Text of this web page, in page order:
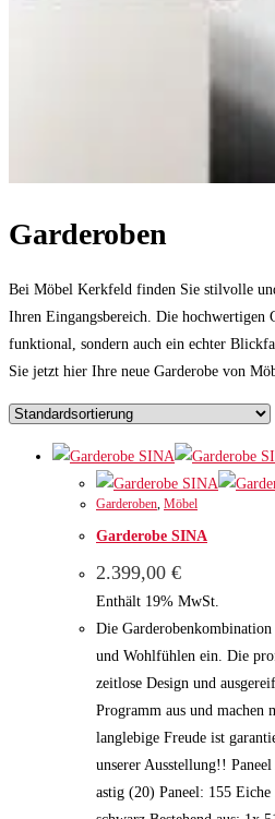
Garderoben
Bei Möbel Kerkfeld finden Sie stilvolle
Ihren Eingangsbereich. Die hochwertigen
funktional, sondern auch ein echter
Sie jetzt hier Ihre neue Garderobe von
Garderoben Möbel
Garderobe SINA
2.399,00 €
Enthält 19% MwSt.
Die
und Wohlfühlen ein. Die
zeitlose Design und
Programm aus und machen
langlebige Freude ist
unserer Ausstellung!!
astig (20) Paneel: 155